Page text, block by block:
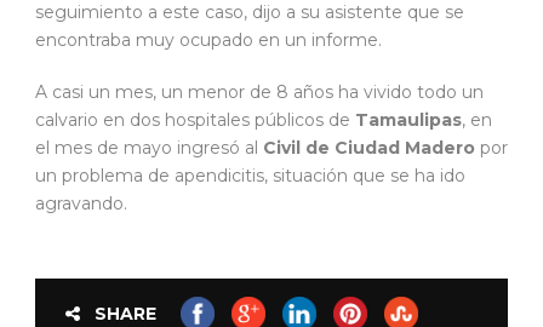
seguimiento a este caso, dijo a su asistente que se
encontraba muy ocupado en un informe.
A casi un mes, un menor de 8 años ha vivido todo un
calvario en dos hospitales públicos de Tamaulipas, en
el mes de mayo ingresó al Civil de Ciudad Madero por
un problema de apendicitis, situación que se ha ido
agravando.
SHARE